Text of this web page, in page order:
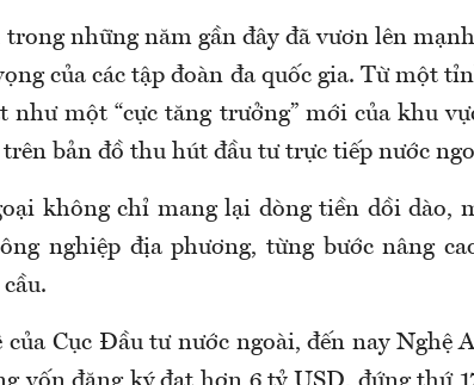
những năm gần đây đã vươn lên
của các tập đoàn đa quốc gia. Từ một
như một “cực tăng trưởng” mới của khu
bản đồ thu hút đầu tư trực tiếp nước
không chỉ mang lại dòng tiền dồi dào,
nghiệp địa phương, từng bước nâng
của Cục Đầu tư nước ngoài, đến nay Nghệ